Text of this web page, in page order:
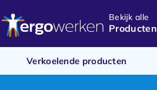
Bekijk alle
Producten
Verkoelende producten